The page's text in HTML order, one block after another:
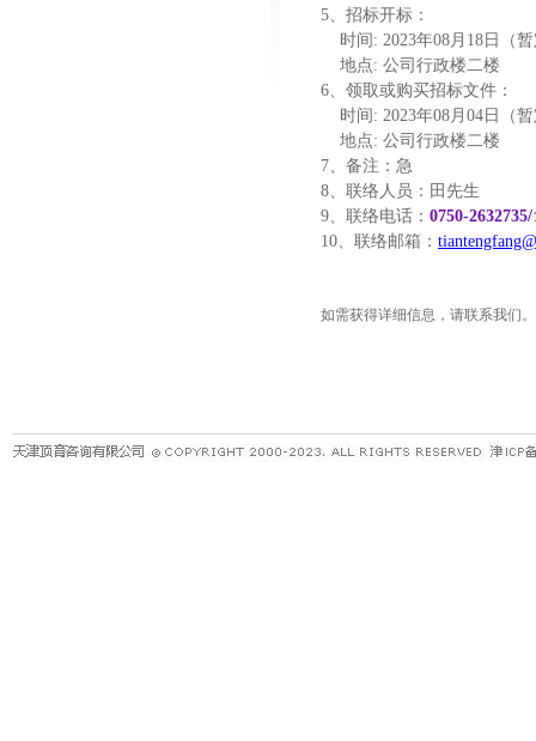
5、招标开标：
时间 : 2023年08月 18 日（
地点: 公司行政楼二楼
6、领取或购买招标文件：
时间 : 2023年08月 04 日（
地点: 公司行政楼二楼
7、备注：急
8、联络人员：田先生
9、联络电话： 0750-2632735/
10、联络邮箱：
如需获得详细信息，请联系我们。